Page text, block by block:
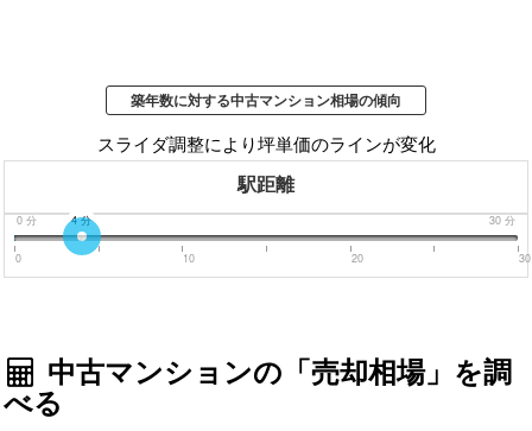
築年数に対する中古マンション相場の傾向
スライダ調整により坪単価のラインが変化
駅距離
0 分 30 分
4分
0 10 20 30
中古マンションの「売却相場」を調
べる